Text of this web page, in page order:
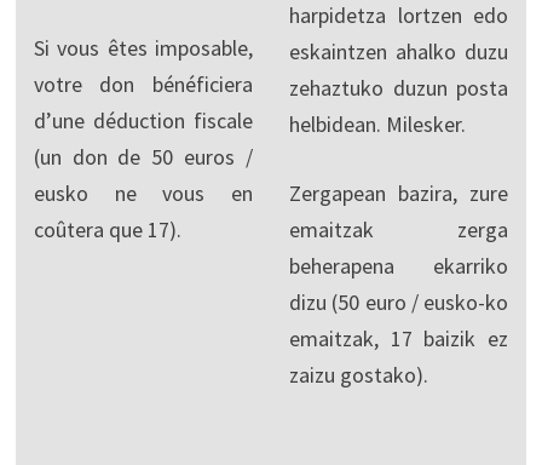
Si vous êtes imposable,
votre don bénéficiera
d’une déduction fiscale
(un don de 50 euros /
eusko ne vous en
coûtera que 17).
harpidetza lortzen edo
eskaintzen ahalko duzu
zehaztuko duzun posta
helbidean. Milesker.
Zergapean bazira, zure
emaitzak zerga
beherapena ekarriko
dizu (50 euro / eusko-ko
emaitzak, 17 baizik ez
zaizu gostako).